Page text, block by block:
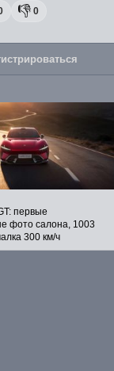
👎 0
первые
фото салона, 1003
300 км/ч